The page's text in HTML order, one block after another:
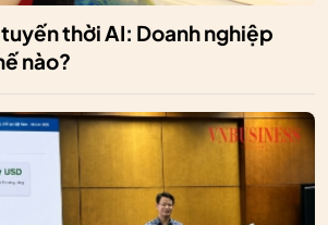
thời AI: Doanh nghiệp
nào?